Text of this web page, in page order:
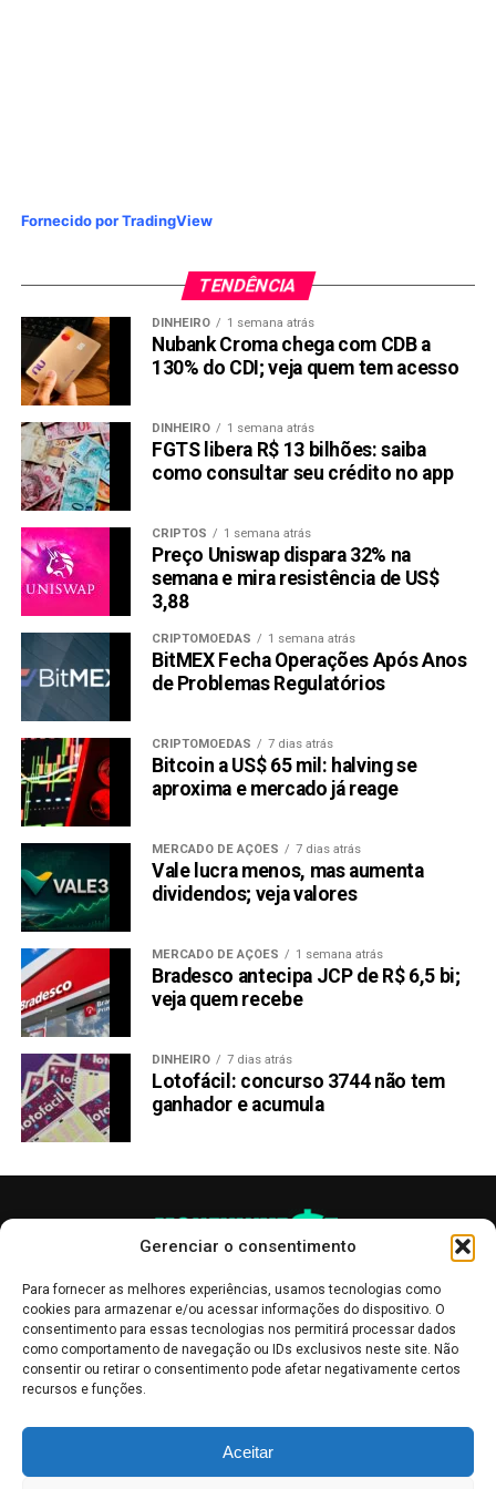
Gerenciar o consentimento
Para fornecer as melhores experiências, usamos tecnologias como
cookies para armazenar e/ou acessar informações do dispositivo. O
consentimento para essas tecnologias nos permitirá processar dados
como comportamento de navegação ou IDs exclusivos neste site. Não
consentir ou retirar o consentimento pode afetar negativamente certos
recursos e funções.
Aceitar
Fornecido por TradingView
TENDÊNCIA
DINHEIRO 1 semana atrás
Nubank Croma chega com CDB a
130% do CDI; veja quem tem acesso
DINHEIRO 1 semana atrás
FGTS libera R$ 13 bilhões: saiba
como consultar seu crédito no app
CRIPTOS 1 semana atrás
Preço Uniswap dispara 32% na
semana e mira resistência de US$
3,88
CRIPTOMOEDAS 1 semana atrás
BitMEX Fecha Operações Após Anos
de Problemas Regulatórios
CRIPTOMOEDAS 7 dias atrás
Bitcoin a US$ 65 mil: halving se
aproxima e mercado já reage
MERCADO DE AÇÕES 7 dias atrás
Vale lucra menos, mas aumenta
dividendos; veja valores
MERCADO DE AÇÕES 1 semana atrás
Bradesco antecipa JCP de R$ 6,5 bi;
veja quem recebe
DINHEIRO 7 dias atrás
Lotofácil: concurso 3744 não tem
ganhador e acumula
informativo, servindo como boletins de divulgação, e não devem ser
interpretadas como recomendações de investimento.Leia mais